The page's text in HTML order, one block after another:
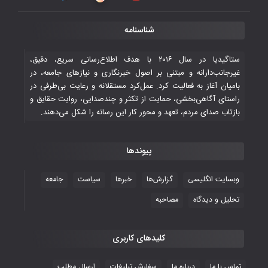
تاریخی ایران
جوانان فوتسالیست کشور با گلباران تایلند به
فینال رفتند
۲۸ October ۲۰۲۵
با شکست چین، فوتسال‌بازان جوان
۲۶ October ۲۰۲۵
شناسنامه
ستاگیدیا در سال ۲۰۱۶ با هدف اطلاع‌رسانی سریع، دقیق،
غیرجانب‌دارانه و مبتنی بر اصول خبرنگاری و نیازهای جامعه، در
بامیان آغاز به فعالیت کرد. عمل‌کرد مستقلانه و رعایت بی‌طرفی در
راستای آگاهی‌بخشی، حمایت از تکثر و چندصدایی، روایت حقایق و
بازتاب صدای مردم، تعهد و محور کار این رسانه را شکل می‌دهند.
پیوندها
وبسایت انگلیسی گزارش‌ها خبرها سیاست
جامعه
تحلیل و دیدگاه
مصاحبه
کلیدهای کاربری